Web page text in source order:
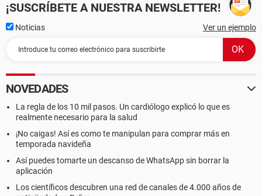
¡SUSCRÍBETE A NUESTRA NEWSLETTER!
Noticias Ver un ejemplo
NOVEDADES
La regla de los 10 mil pasos. Un cardiólogo explicó lo que es
realmente necesario para la salud
¡No caigas! Así es como te manipulan para comprar más en
temporada navideña
Así puedes tomarte un descanso de WhatsApp sin borrar la
aplicación
Los científicos descubren una red de canales de 4.000 años de